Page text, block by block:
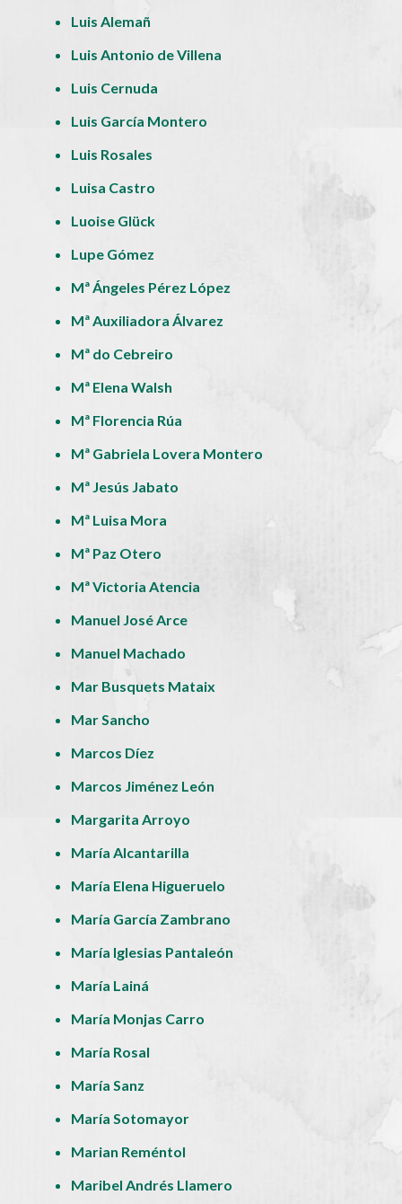
Luis Alemañ
Luis Antonio de Villena
Luis Cernuda
Luis García Montero
Luis Rosales
Luisa Castro
Luoise Glück
Lupe Gómez
Mª Ángeles Pérez López
Mª Auxiliadora Álvarez
Mª do Cebreiro
Mª Elena Walsh
Mª Florencia Rúa
Mª Gabriela Lovera Montero
Mª Jesús Jabato
Mª Luisa Mora
Mª Paz Otero
Mª Victoria Atencia
Manuel José Arce
Manuel Machado
Mar Busquets Mataix
Mar Sancho
Marcos Díez
Marcos Jiménez León
Margarita Arroyo
María Alcantarilla
María Elena Higueruelo
María García Zambrano
María Iglesias Pantaleón
María Lainá
María Monjas Carro
María Rosal
María Sanz
María Sotomayor
Marian Reméntol
Maribel Andrés Llamero